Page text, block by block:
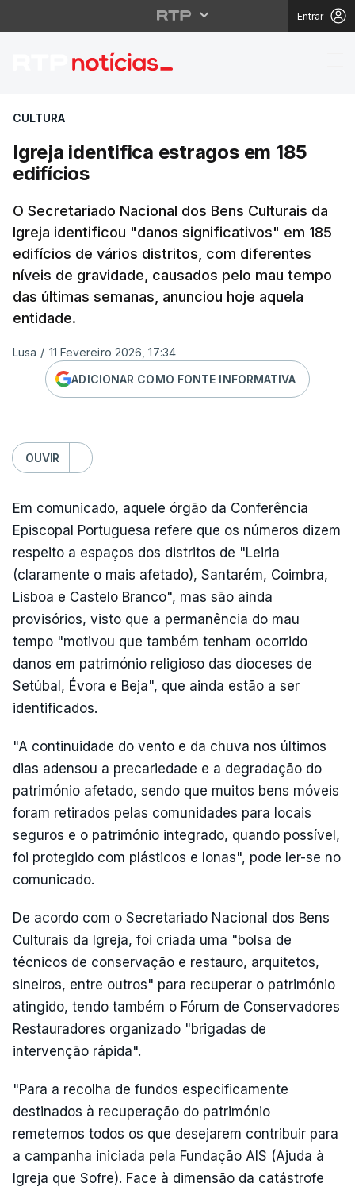
Entrar
Igreja identifica
CULTURA
Igreja identifica estragos em 185
edifícios
O Secretariado Nacional dos Bens Culturais da
Igreja identificou "danos significativos" em 185
edifícios de vários distritos, com diferentes
níveis de gravidade, causados pelo mau tempo
das últimas semanas, anunciou hoje aquela
entidade.
Lusa / 11 Fevereiro 2026, 17:34
ADICIONAR COMO FONTE INFORMATIVA
OUVIR
Em comunicado, aquele órgão da Conferência
Episcopal Portuguesa refere que os números dizem
respeito a espaços dos distritos de "Leiria
(claramente o mais afetado), Santarém, Coimbra,
Lisboa e Castelo Branco", mas são ainda
provisórios, visto que a permanência do mau
tempo "motivou que também tenham ocorrido
danos em património religioso das dioceses de
Setúbal, Évora e Beja", que ainda estão a ser
identificados.
"A continuidade do vento e da chuva nos últimos
dias adensou a precariedade e a degradação do
património afetado, sendo que muitos bens móveis
foram retirados pelas comunidades para locais
seguros e o património integrado, quando possível,
foi protegido com plásticos e lonas", pode ler-se no
comunicado.
De acordo com o Secretariado Nacional dos Bens
Culturais da Igreja, foi criada uma "bolsa de
técnicos de conservação e restauro, arquitetos,
sineiros, entre outros" para recuperar o património
atingido, tendo também o Fórum de Conservadores
Restauradores organizado "brigadas de
intervenção rápida".
"Para a recolha de fundos especificamente
destinados à recuperação do património
remetemos todos os que desejarem contribuir para
a campanha iniciada pela Fundação AIS (Ajuda à
Igreja que Sofre). Face à dimensão da catástrofe